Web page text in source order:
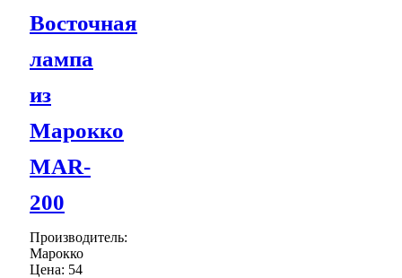
Восточная
лампа
из
Марокко
MAR-
200
Производитель:
Марокко
Цена: 54